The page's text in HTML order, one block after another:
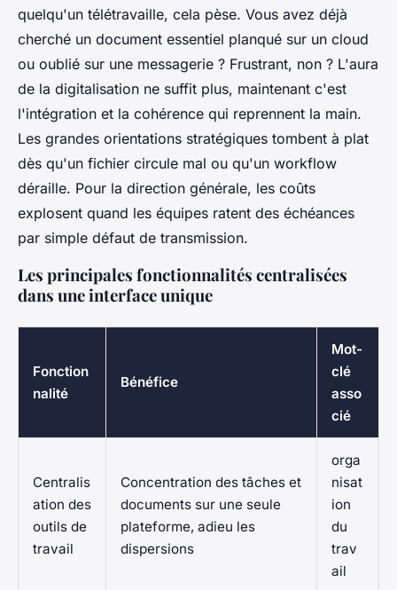
quelqu'un télétravaille, cela pèse. Vous avez déjà
cherché un document essentiel planqué sur un cloud
ou oublié sur une messagerie ? Frustrant, non ? L'aura
de la digitalisation ne suffit plus, maintenant c'est
l'intégration et la cohérence qui reprennent la main.
Les grandes orientations stratégiques tombent à plat
dès qu'un fichier circule mal ou qu'un workflow
déraille. Pour la direction générale, les coûts
explosent quand les équipes ratent des échéances
par simple défaut de transmission.
Les principales fonctionnalités centralisées
dans une interface unique
Fonction
nalité
Bénéfice
Mot-
clé
asso
cié
Centralis
ation des
outils de
travail
Concentration des tâches et
documents sur une seule
plateforme, adieu les
dispersions
orga
nisat
ion
du
trav
ail